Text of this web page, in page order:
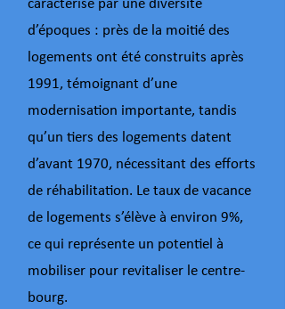
caractérisé par une diversité
d’époques : près de la moitié des
logements ont été construits après
1991, témoignant d’une
modernisation importante, tandis
qu’un tiers des logements datent
d’avant 1970, nécessitant des efforts
de réhabilitation. Le taux de vacance
de logements s’élève à environ 9%,
ce qui représente un potentiel à
mobiliser pour revitaliser le centre-
bourg.